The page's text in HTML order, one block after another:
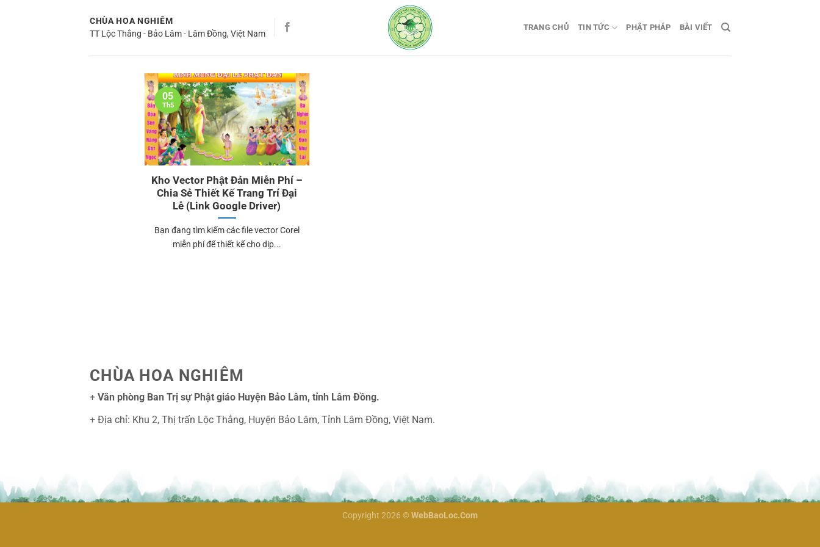
CHÙA HOA NGHIÊM
TT Lộc Thắng - Bảo Lâm - Lâm Đồng, Việt Nam
TRANG CHỦ TIN TỨC PHẬT PHÁP BÀI VIẾT
Kho Vector Phật Đản Miễn Phí –
Chia Sẻ Thiết Kế Trang Trí Đại
Lễ (Link Google Driver)
Bạn đang tìm kiếm các file vector Corel
miễn phí để thiết kế cho dịp...
05
Th5
CHÙA HOA NGHIÊM
+ Văn phòng Ban Trị sự Phật giáo Huyện Bảo Lâm, tỉnh Lâm Đồng.
+ Địa chỉ: Khu 2, Thị trấn Lộc Thắng, Huyện Bảo Lâm, Tỉnh Lâm Đồng, Việt Nam.
Copyright 2026 ©WebBaoLoc.Com